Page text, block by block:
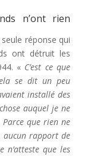
n’ont rien
réponse qui
ont détruit les
« C’est ce que
se dit un peu
installé des
auquel je ne
Parce que rien ne
aucun rapport de
n’atteste que les